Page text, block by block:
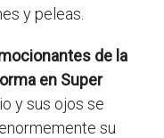
y peleas.
de la
en Super
y sus ojos se
su